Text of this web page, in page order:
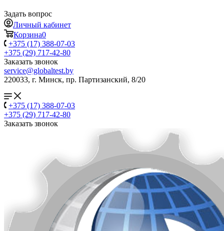
Задать вопрос
Личный кабинет
Корзина0
+375 (17) 388-07-03
+375 (29) 717-42-80
Заказать звонок
service@globaltest.by
220033, г. Минск, пр. Партизанский, 8/20
+375 (17) 388-07-03
+375 (29) 717-42-80
Заказать звонок